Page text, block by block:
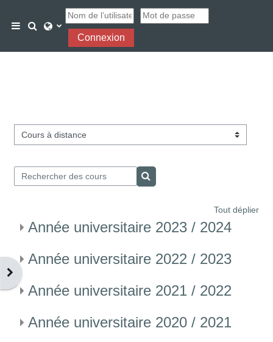
Panneau latéral
Activer/désactiver la saisie de recherche
Connexion
Ouvrir le tiroir des blocs
Catégories de cours
Rechercher des cours
Rechercher des cours
Tout déplier
Année universitaire 2023 / 2024
Année universitaire 2022 / 2023
Année universitaire 2021 / 2022
Année universitaire 2020 / 2021